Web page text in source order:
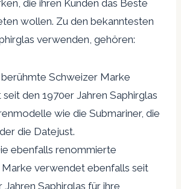
die ihren Kunden das Beste
wollen. Zu den bekanntesten
verwenden, gehören:
berühmte Schweizer Marke
den 1970er Jahren Saphirglas
wie die Submariner, die
die Datejust.
ebenfalls renommierte
verwendet ebenfalls seit
Jahren Saphirglas für ihre